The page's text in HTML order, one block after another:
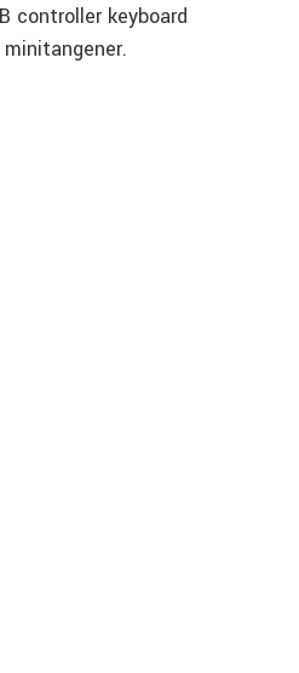
controller keyboard